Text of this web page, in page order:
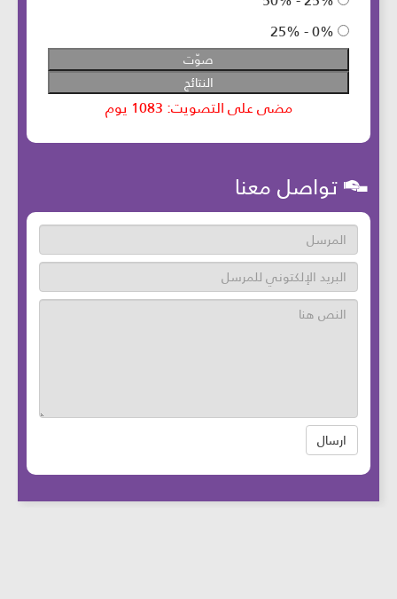
تواصل معنا
ارسال